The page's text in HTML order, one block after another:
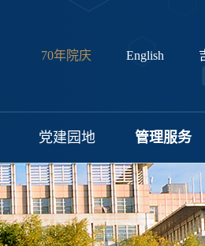
70年院庆 English
党建园地 管理服务